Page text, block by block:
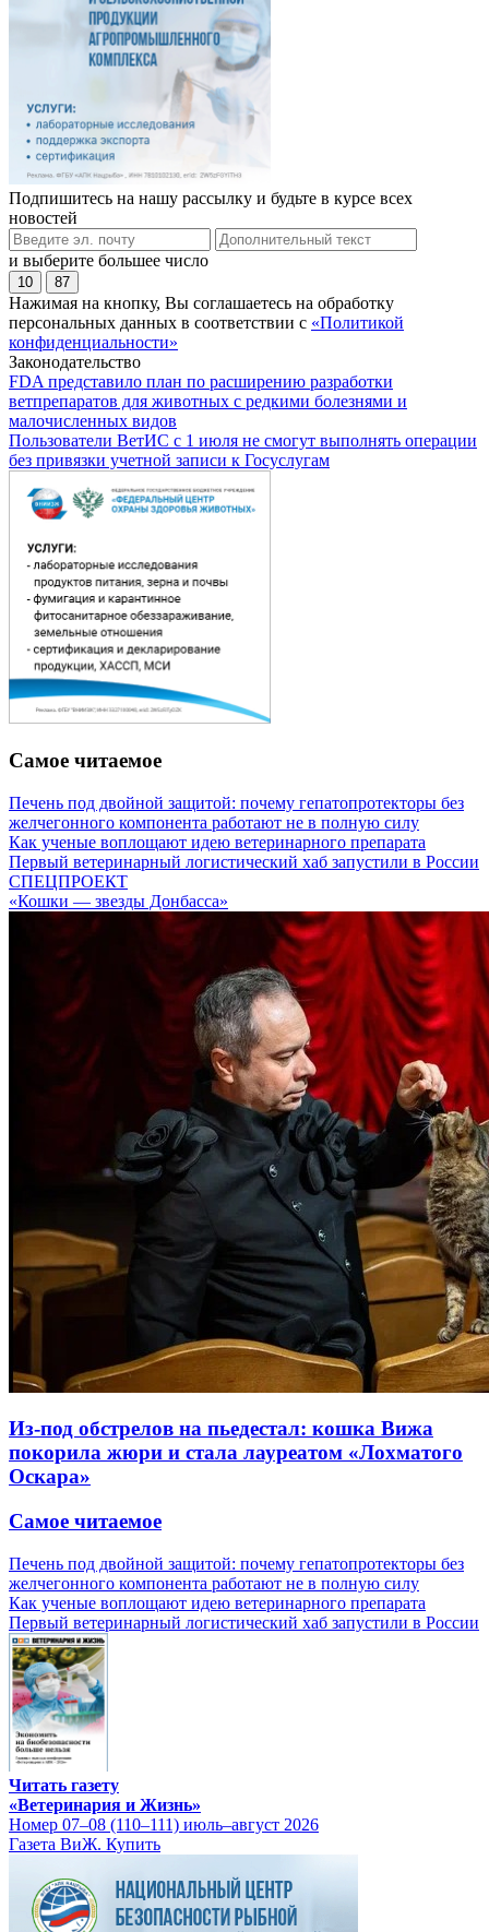
Подпишитесь на нашу рассылку и будьте в курсе всех
новостей
и выберите большее число
10 87
Нажимая на кнопку, Вы соглашаетесь на обработку
персональных данных в соответствии с «Политикой
конфиденциальности»
Законодательство
FDA представило план по расширению разработки
ветпрепаратов для животных с редкими болезнями и
малочисленных видов
Пользователи ВетИС с 1 июля не смогут выполнять операции
без привязки учетной записи к Госуслугам
Самое читаемое
Печень под двойной защитой: почему гепатопротекторы без
желчегонного компонента работают не в полную силу
Как ученые воплощают идею ветеринарного препарата
Первый ветеринарный логистический хаб запустили в России
СПЕЦПРОЕКТ
«Кошки — звезды Донбасса»
Из-под обстрелов на пьедестал: кошка Вижа
покорила жюри и стала лауреатом «Лохматого
Оскара»
Самое читаемое
Печень под двойной защитой: почему гепатопротекторы без
желчегонного компонента работают не в полную силу
Как ученые воплощают идею ветеринарного препарата
Первый ветеринарный логистический хаб запустили в России
Читать газету
«Ветеринария и Жизнь»
Номер 07–08 (110–111) июль–август 2026
Газета ВиЖ. Купить